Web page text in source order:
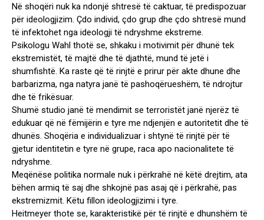
Në shoqëri nuk ka ndonjë shtresë të caktuar, të predispozuar
për ideologjizim. Çdo individ, çdo grup dhe çdo shtresë mund
të infektohet nga ideologji të ndryshme ekstreme.
Psikologu Wahl thotë se, shkaku i motivimit për dhunë tek
ekstremistët, të majtë dhe të djathtë, mund të jetë i
shumfishtë. Ka raste që të rinjtë e prirur për akte dhune dhe
barbarizma, nga natyra janë të pashoqërueshëm, të ndrojtur
dhe të frikësuar.
Shumë studio janë të mendimit se terroristët janë njerëz të
edukuar që në fëmijërin e tyre me ndjenjën e autoritetit dhe të
dhunës. Shoqëria e individualizuar i shtynë të rinjtë për të
gjetur identitetin e tyre në grupe, raca apo nacionalitete të
ndryshme.
Meqënëse politika normale nuk i përkrahë në këtë drejtim, ata
bëhen armiq të saj dhe shkojnë pas asaj që i përkrahë, pas
ekstremizmit. Këtu fillon ideologjizimi i tyre.
Heitmeyer thote se, karakteristikë për të rinjtë e dhunshëm të